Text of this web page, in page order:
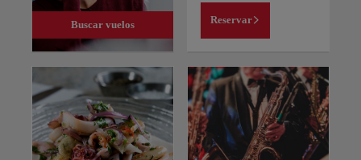
Buscar vuelos Reservar